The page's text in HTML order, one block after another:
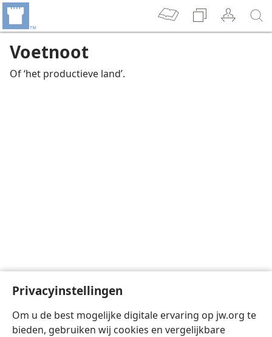
Privacyinstellingen
Om u de best mogelijke digitale ervaring op jw.org te
bieden, gebruiken wij cookies en vergelijkbare
Voetnoot
Of ‘het productieve land’.